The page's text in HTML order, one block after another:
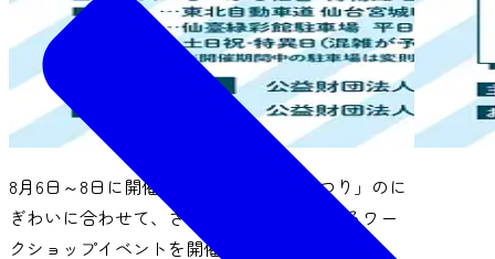
8月6日～8日に開催される「仙台七夕まつり」のに
ぎわいに合わせて、さまざまな体験が集まるワー
クショップイベントを開催します。